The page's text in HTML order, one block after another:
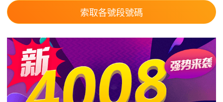
索取各號段號碼